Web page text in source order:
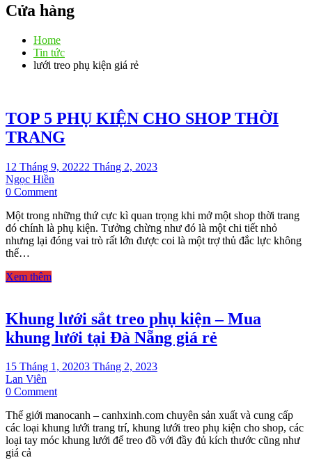
Cửa hàng
Home
Tin tức
lưới treo phụ kiện giá rẻ
TOP 5 PHỤ KIỆN CHO SHOP THỜI
TRANG
12 Tháng 9, 20222 Tháng 2, 2023
Ngọc Hiền
0 Commenton
5
PHỤ
KIỆN
Một trong những thứ cực kì quan trọng khi mở một shop thời trang
đó chính là phụ kiện. Tưởng chừng như đó là một chi tiết nhỏ
nhưng lại đóng vai trò rất lớn được coi là một trợ thủ đắc lực không
thể…
Xem thêm
Khung lưới sắt treo phụ kiện – Mua
khung lưới tại Đà Nẵng giá rẻ
15 Tháng 1, 20203 Tháng 2, 2023
Lan Viên
0 Commenton
lưới
sắt
treo
Thế giới manocanh – canhxinh.com chuyên sản xuất và cung cấp
các loại khung lưới trang trí, khung lưới treo phụ kiện cho shop, các
loại tay móc khung lưới để treo đồ với đầy đủ kích thước cũng như
giá cả